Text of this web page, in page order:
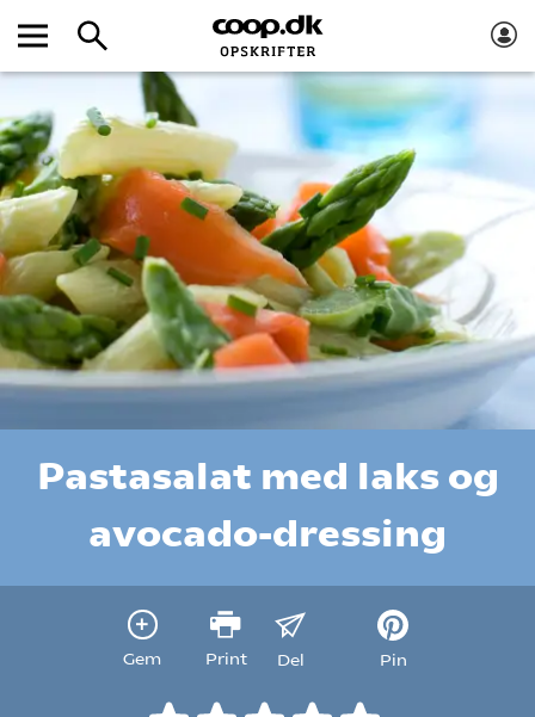
Pastasalat med laks og
avocado-dressing
Gem Print Del Pin